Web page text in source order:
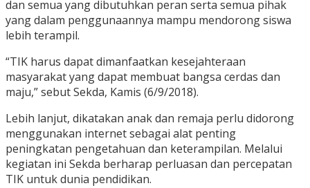
dan semua yang dibutuhkan peran serta semua pihak
yang dalam penggunaannya mampu mendorong siswa
lebih terampil.
“TIK harus dapat dimanfaatkan kesejahteraan
masyarakat yang dapat membuat bangsa cerdas dan
maju,” sebut Sekda, Kamis (6/9/2018).
Lebih lanjut, dikatakan anak dan remaja perlu didorong
menggunakan internet sebagai alat penting
peningkatan pengetahuan dan keterampilan. Melalui
kegiatan ini Sekda berharap perluasan dan percepatan
TIK untuk dunia pendidikan.